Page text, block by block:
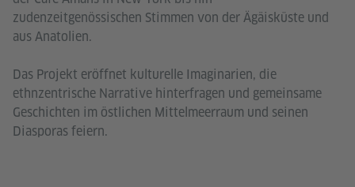
zudenzeitgenössischen Stimmen von der Ägäisküste und
aus Anatolien.
Das Projekt eröffnet kulturelle Imaginarien, die
ethnzentrische Narrative hinterfragen und gemeinsame
Geschichten im östlichen Mittelmeerraum und seinen
Diasporas feiern.